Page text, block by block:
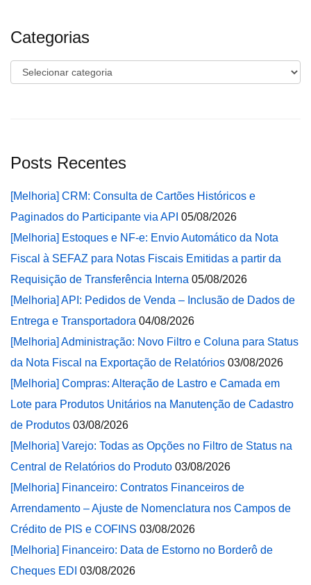
Categorias
Categorias
Posts Recentes
[Melhoria] CRM: Consulta de Cartões Históricos e
Paginados do Participante via API 05/08/2026
[Melhoria] Estoques e NF-e: Envio Automático da Nota
Fiscal à SEFAZ para Notas Fiscais Emitidas a partir da
Requisição de Transferência Interna 05/08/2026
[Melhoria] API: Pedidos de Venda – Inclusão de Dados de
Entrega e Transportadora 04/08/2026
[Melhoria] Administração: Novo Filtro e Coluna para Status
da Nota Fiscal na Exportação de Relatórios 03/08/2026
[Melhoria] Compras: Alteração de Lastro e Camada em
Lote para Produtos Unitários na Manutenção de Cadastro
de Produtos 03/08/2026
[Melhoria] Varejo: Todas as Opções no Filtro de Status na
Central de Relatórios do Produto 03/08/2026
[Melhoria] Financeiro: Contratos Financeiros de
Arrendamento – Ajuste de Nomenclatura nos Campos de
Crédito de PIS e COFINS 03/08/2026
[Melhoria] Financeiro: Data de Estorno no Borderô de
Cheques EDI 03/08/2026